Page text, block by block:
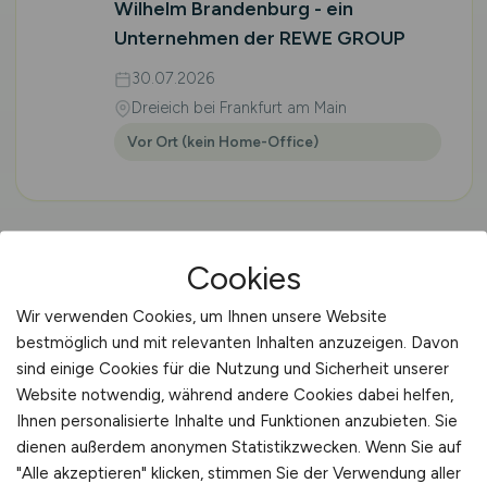
Wilhelm Brandenburg - ein
Unternehmen der REWE GROUP
30.07.2026
Dreieich bei Frankfurt am Main
Vor Ort (kein Home-Office)
3
🌱 STELLENMARKT
Jobs in der Agrarbranche
Cookies
Wir verwenden Cookies, um Ihnen unsere Website
bestmöglich und mit relevanten Inhalten anzuzeigen. Davon
sind einige Cookies für die Nutzung und Sicherheit unserer
Website notwendig, während andere Cookies dabei helfen,
Ihnen personalisierte Inhalte und Funktionen anzubieten. Sie
dienen außerdem anonymen Statistikzwecken. Wenn Sie auf
"Alle akzeptieren" klicken, stimmen Sie der Verwendung aller